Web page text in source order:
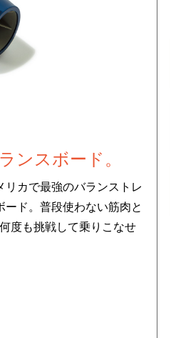
ンスボード。
カで最強のバランストレ
ド。普段使わない筋肉と
度も挑戦して乗りこなせ